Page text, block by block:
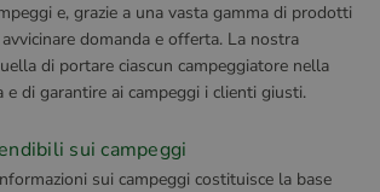
e, grazie a una vasta gamma di prodotti
domanda e offerta. La nostra
di portare ciascun campeggiatore nella
di garantire ai campeggi i clienti giusti.
sui campeggi
sui campeggi costituisce la base